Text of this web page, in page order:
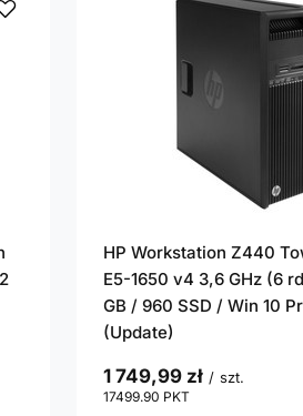
HP Workstation Z440
E5-1650 v4 3,6 GHz (6
GB / 960 SSD / Win 10
(Update)
1 749,99 zł / szt.
17499.90 PKT